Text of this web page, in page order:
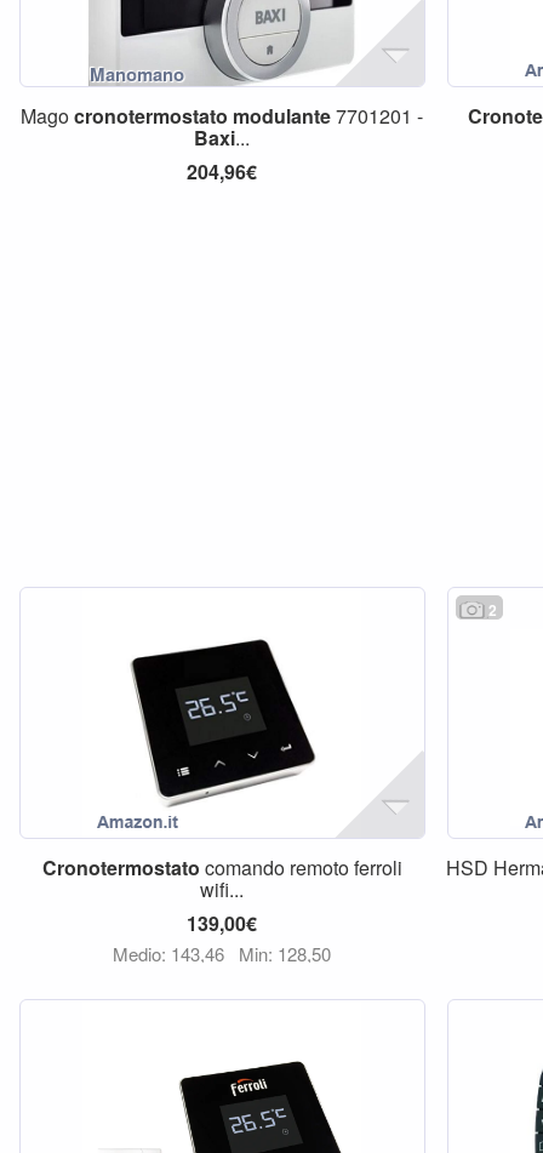
Magocronotermostato modulante7701201 -
Baxi...
204,96€
Cronotermostato comando remoto ferroli
wifi...
139,00€
Medio: 143,46 Min: 128,50
2
HSD